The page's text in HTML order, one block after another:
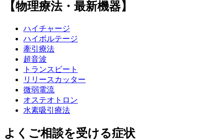
【物理療法・最新機器】
ハイチャージ
ハイボルテージ
牽引療法
超音波
トランスビート
リリースカッター
微弱電流
オステオトロン
水素吸引療法
よくご相談を受ける症状